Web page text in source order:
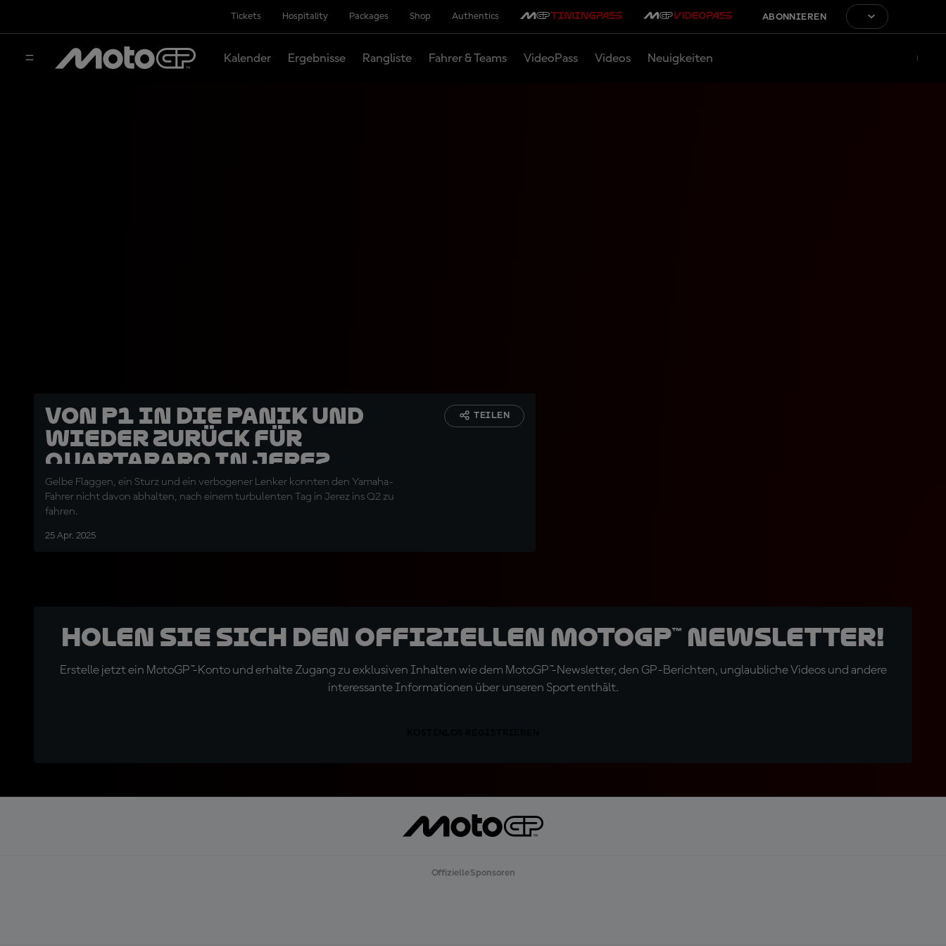
Tickets Hospitality Packages Shop Authentics ABONNIEREN
Kalender Ergebnisse Rangliste Fahrer & Teams VideoPass Videos Neuigkeiten
Von P1 in die Panik und
wieder zurück für
Quartararo in Jerez
Gelbe Flaggen, ein Sturz und ein verbogener Lenker konnten den Yamaha-
Fahrer nicht davon abhalten, nach einem turbulenten Tag in Jerez ins Q2 zu
fahren.
25 Apr. 2025
TEILEN
Holen Sie sich den offiziellen MotoGP™ Newsletter!
Erstelle jetzt ein MotoGP™-Konto und erhalte Zugang zu exklusiven Inhalten wie dem MotoGP™-Newsletter, den GP-Berichten, unglaubliche Videos und andere
interessante Informationen über unseren Sport enthält.
Offizielle Sponsoren